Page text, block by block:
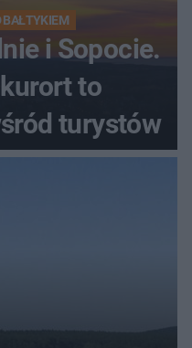
BAŁTYKIEM
i Sopocie.
to
turystów